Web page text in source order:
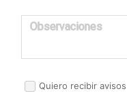
Observaciones
Quiero recibir avisos